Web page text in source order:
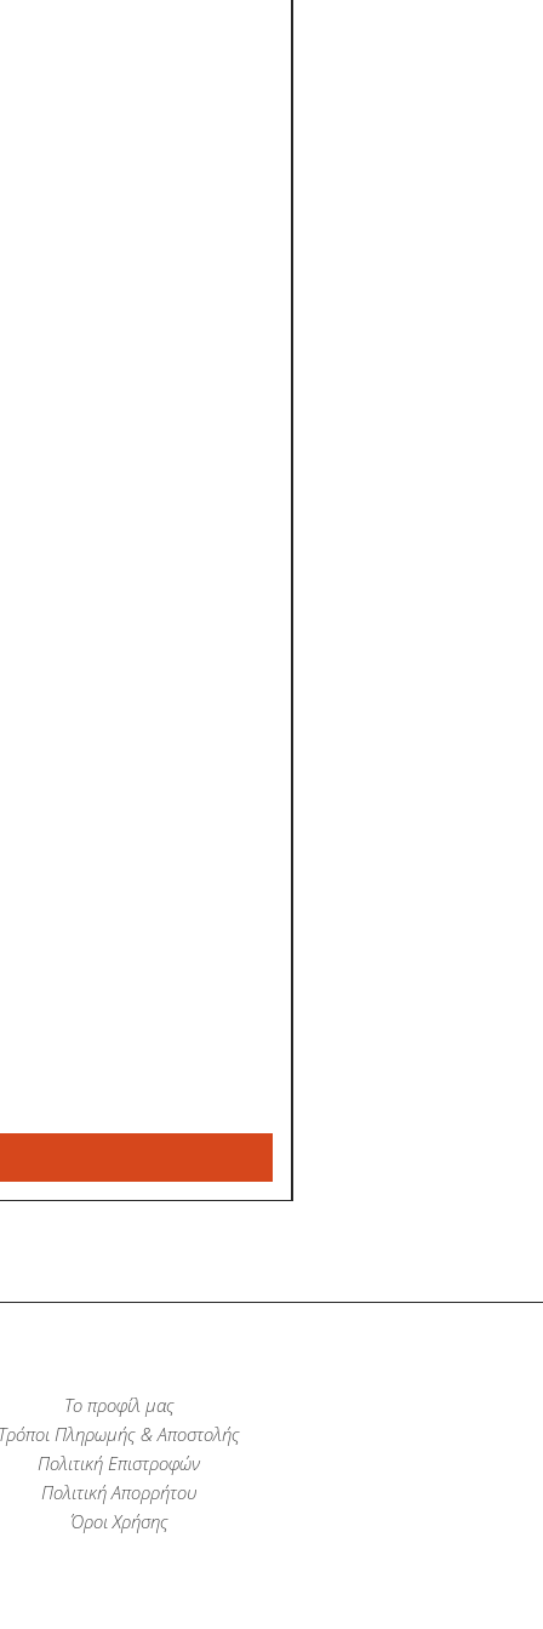
Το προφίλ μας
Τρόποι Πληρωμής & Αποστολής
Πολιτική Επιστροφών
Πολιτική Απορρήτου
Όροι Χρήσης